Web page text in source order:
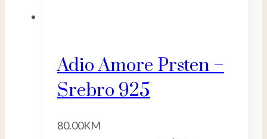
Adio Amore Prsten –
Srebro 925
80.00KM